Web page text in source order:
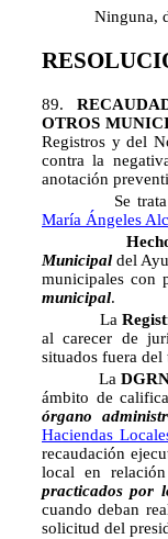
Ninguna, de
89.
OTROS
Registros y del
contra la
anotación
Se trata de la
María Ángeles
Municipal del
municipales con
municipal.
La
al carecer de
situados fuera
La
ámbito de
órgano
Haciendas
recaudación
local en
practicados por
cuando deban
solicitud del